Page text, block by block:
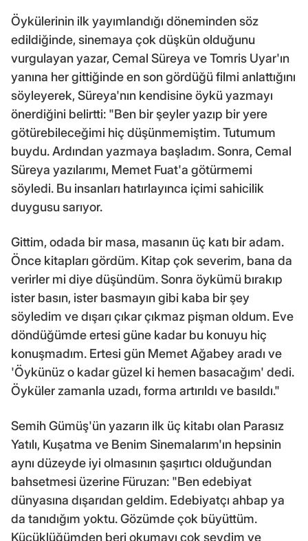
Öykülerinin ilk yayımlandığı döneminden söz
edildiğinde, sinemaya çok düşkün olduğunu
vurgulayan yazar, Cemal Süreya ve Tomris Uyar'ın
yanına her gittiğinde en son gördüğü filmi anlattığını
söyleyerek, Süreya'nın kendisine öykü yazmayı
önerdiğini belirtti: "Ben bir şeyler yazıp bir yere
götürebileceğimi hiç düşünmemiştim. Tutumum
buydu. Ardından yazmaya başladım. Sonra, Cemal
Süreya yazılarımı, Memet Fuat'a götürmemi
söyledi. Bu insanları hatırlayınca içimi sahicilik
duygusu sarıyor.
Gittim, odada bir masa, masanın üç katı bir adam.
Önce kitapları gördüm. Kitap çok severim, bana da
verirler mi diye düşündüm. Sonra öykümü bırakıp
ister basın, ister basmayın gibi kaba bir şey
söyledim ve dışarı çıkar çıkmaz pişman oldum. Eve
döndüğümde ertesi güne kadar bu konuyu hiç
konuşmadım. Ertesi gün Memet Ağabey aradı ve
'Öykünüz o kadar güzel ki hemen basacağım' dedi.
Öyküler zamanla uzadı, forma artırıldı ve basıldı."
Semih Gümüş'ün yazarın ilk üç kitabı olan Parasız
Yatılı, Kuşatma ve Benim Sinemalarım'ın hepsinin
aynı düzeyde iyi olmasının şaşırtıcı olduğundan
bahsetmesi üzerine Füruzan: "Ben edebiyat
dünyasına dışarıdan geldim. Edebiyatçı ahbap ya
da tanıdığım yoktu. Gözümde çok büyüttüm.
Küçüklüğümden beri okumayı çok sevdim ve